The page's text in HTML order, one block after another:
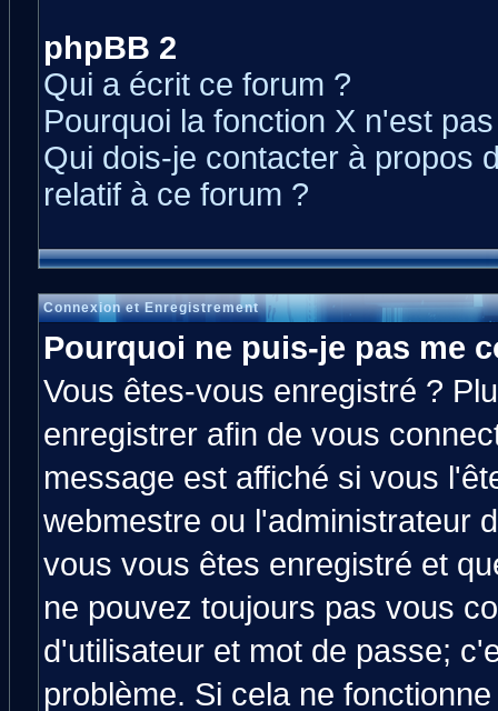
phpBB 2
Qui a écrit ce forum ?
Pourquoi la fonction X n'est
Qui dois-je contacter à propos
relatif à ce forum ?
Connexion et Enregistrement
Pourquoi ne puis-je pas me
Vous êtes-vous enregistré ?
enregistrer afin de vous
message est affiché si vous
webmestre ou l'administrateur
vous vous êtes enregistré et
ne pouvez toujours pas vous
d'utilisateur et mot de passe;
problème. Si cela ne